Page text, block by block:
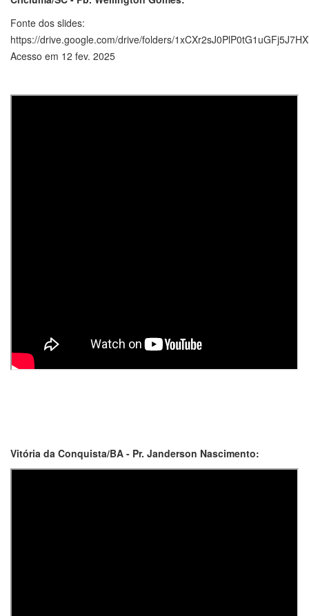
Fonte dos slides:
https://drive.google.com/drive/folders/
Acesso em 12 fev. 2025
Vitória da Conquista/BA - Pr. Janderson Nascimento: